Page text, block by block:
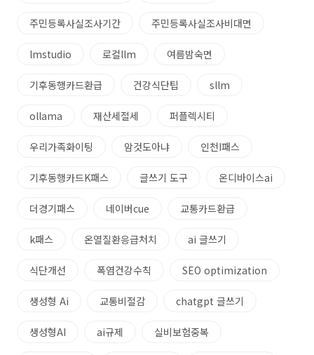
주민등록사실조사기간 주민등록사실조사비대면
lmstudio 로컬llm 여름밤숙면
기후동행카드환급 건강식단팁 sllm
ollama 재산세절세 퍼플렉시티
우리가족화이팅 암것도아냐 인천I패스
기후동행카드K패스 글쓰기 도구 온디바이스ai
더경기패스 네이버cue 교통카드환급
k패스 온열질환응급처치 ai 글쓰기
식단개선 폭염건강수칙 SEO optimization
생성형 Ai 교통비절감 chatgpt 글쓰기
생성형AI ai규제 실비보험중복